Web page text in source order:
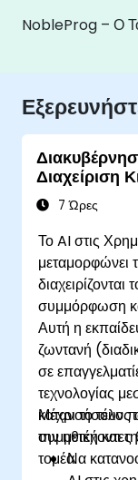
NobleProg – Ο
Διαχείριση
7 Ώρες
Το AI στις
μεταμορφώνει
συμμόρφωση
Αυτή η
ζωντανή
σε
τεχνολογίας
κατανοήσουν
την ηθική και
τομέα.
Μέχρι το τέλος
συμμετέχοντες
Να